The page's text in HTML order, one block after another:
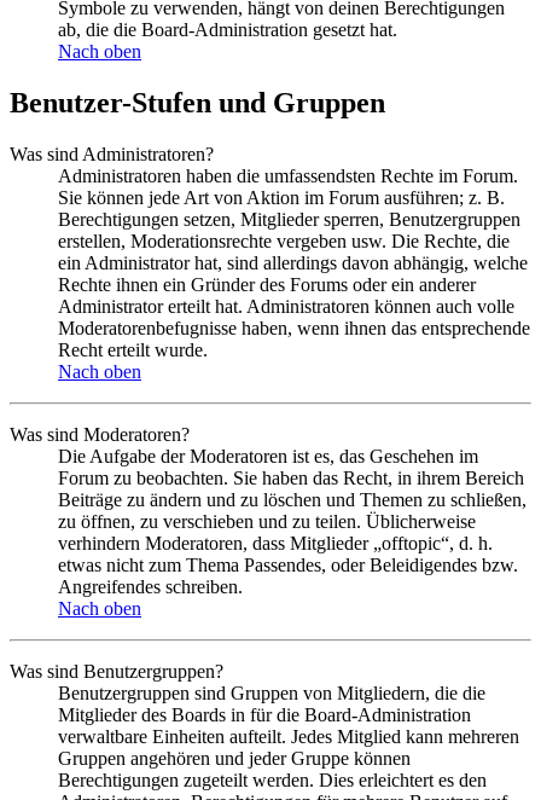
Symbole zu verwenden, hängt von deinen Berechtigungen
ab, die die Board-Administration gesetzt hat.
Nach oben
Benutzer-Stufen und Gruppen
Was sind Administratoren?
Administratoren haben die umfassendsten Rechte im Forum.
Sie können jede Art von Aktion im Forum ausführen; z. B.
Berechtigungen setzen, Mitglieder sperren, Benutzergruppen
erstellen, Moderationsrechte vergeben usw. Die Rechte, die
ein Administrator hat, sind allerdings davon abhängig, welche
Rechte ihnen ein Gründer des Forums oder ein anderer
Administrator erteilt hat. Administratoren können auch volle
Moderatorenbefugnisse haben, wenn ihnen das entsprechende
Recht erteilt wurde.
Nach oben
Was sind Moderatoren?
Die Aufgabe der Moderatoren ist es, das Geschehen im
Forum zu beobachten. Sie haben das Recht, in ihrem Bereich
Beiträge zu ändern und zu löschen und Themen zu schließen,
zu öffnen, zu verschieben und zu teilen. Üblicherweise
verhindern Moderatoren, dass Mitglieder „offtopic“, d. h.
etwas nicht zum Thema Passendes, oder Beleidigendes bzw.
Angreifendes schreiben.
Nach oben
Was sind Benutzergruppen?
Benutzergruppen sind Gruppen von Mitgliedern, die die
Mitglieder des Boards in für die Board-Administration
verwaltbare Einheiten aufteilt. Jedes Mitglied kann mehreren
Gruppen angehören und jeder Gruppe können
Berechtigungen zugeteilt werden. Dies erleichtert es den